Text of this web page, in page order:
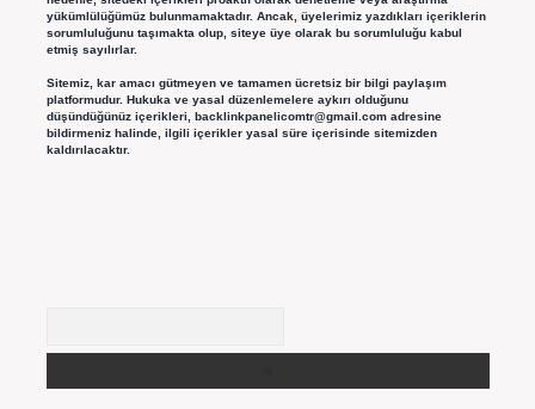
yükümlülüğümüz bulunmamaktadır. Ancak, üyelerimiz yazdıkları içeriklerin
sorumluluğunu taşımakta olup, siteye üye olarak bu sorumluluğu kabul
etmiş sayılırlar.
Sitemiz, kar amacı gütmeyen ve tamamen ücretsiz bir bilgi paylaşım
platformudur. Hukuka ve yasal düzenlemelere aykırı olduğunu
düşündüğünüz içerikleri, backlinkpanelicomtr@gmail.comadresine
bildirmeniz halinde, ilgili içerikler yasal süre içerisinde sitemizden
kaldırılacaktır.